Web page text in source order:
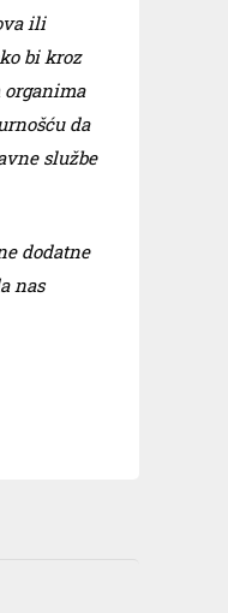
ili
bi kroz
organima
da
službe
dodatne
nas